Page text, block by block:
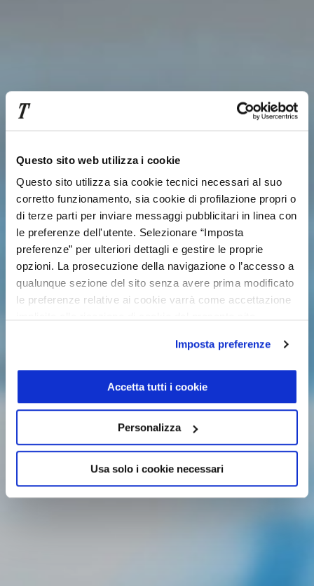
Questo sito web utilizza i cookie
Questo sito utilizza sia cookie tecnici necessari al suo
corretto funzionamento, sia cookie di profilazione propri o
di terze parti per inviare messaggi pubblicitari in linea con
le preferenze dell'utente. Selezionare “Imposta
preferenze” per ulteriori dettagli e gestire le proprie
opzioni. La prosecuzione della navigazione o l’accesso a
qualunque sezione del sito senza avere prima modificato
le preferenze relative ai cookie varrà come accettazione
Imposta preferenze
Accetta tutti i cookie
Personalizza
Usa solo i cookie necessari